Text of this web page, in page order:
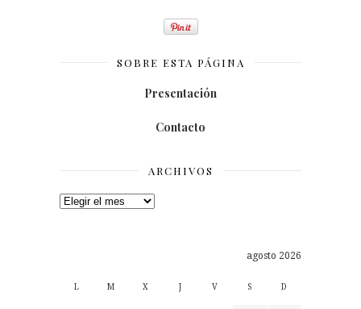
SOBRE ESTA PÁGINA
Presentación
Contacto
ARCHIVOS
Archivos
agosto 2026
L M X J V S D